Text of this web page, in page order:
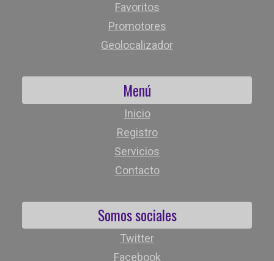
Favoritos
Promotores
Geolocalizador
Menú
Inicio
Registro
Servicios
Contacto
Somos sociales
Twitter
Facebook